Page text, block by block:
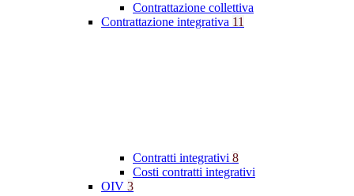
Contrattazione collettiva
Contrattazione integrativa 11
Contratti integrativi 8
Costi contratti integrativi
OIV 3